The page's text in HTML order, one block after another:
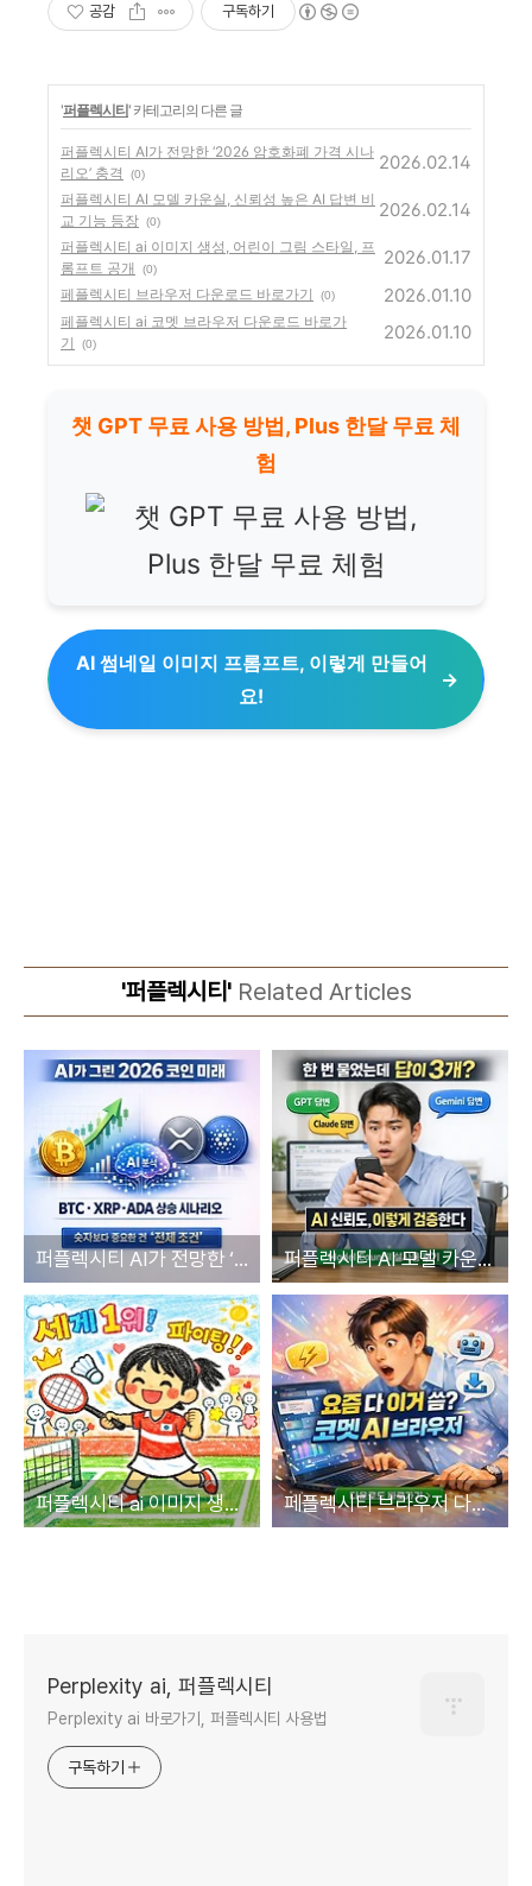
공감 구독하기
'퍼플렉시티' 카테고리의 다른 글
퍼플렉시티 AI가 전망한 ‘2026 암호화폐 가격 시나
리오’ 충격
(0)
2026.02.14
퍼플렉시티 AI 모델 카운실, 신뢰성 높은 AI 답변 비
교 기능 등장 (0)
2026.02.14
퍼플렉시티 ai 이미지 생성, 어린이 그림 스타일, 프
롬프트 공개
(0)
2026.01.17
페플렉시티 브라우저 다운로드 바로가기 (0) 2026.01.10
페플렉시티 ai 코멧 브라우저 다운로드 바로가
기
(0)
2026.01.10
챗 GPT 무료 사용 방법, Plus 한달 무료 체
험
AI 썸네일 이미지 프롬프트, 이렇게 만들어
요!
'퍼플렉시티'Related Articles
퍼플렉시티 AI가 전망한 ‘2026 암호화폐 가격 시나리오’ 충격 퍼플렉시티 AI 모델 카운실, 신뢰성 높은 AI 답변 비교 기능 등장
퍼플렉시티 ai 이미지 생성, 어린이 그림 스타일, 프롬프트 공개 페플렉시티 브라우저 다운로드 바로가기
Perplexity ai, 퍼플렉시티
Perplexity ai 바로가기, 퍼플렉시티 사용법
구독하기